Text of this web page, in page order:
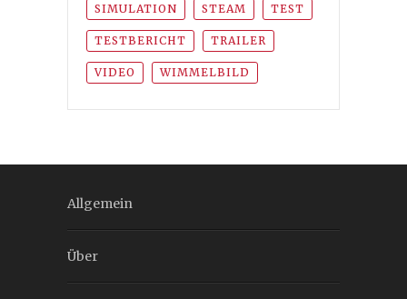
SIMULATION STEAM TEST
TESTBERICHT TRAILER
VIDEO WIMMELBILD
Allgemein
Über